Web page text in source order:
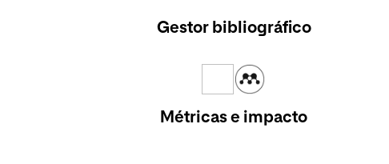
Gestor bibliográfico
Métricas e impacto